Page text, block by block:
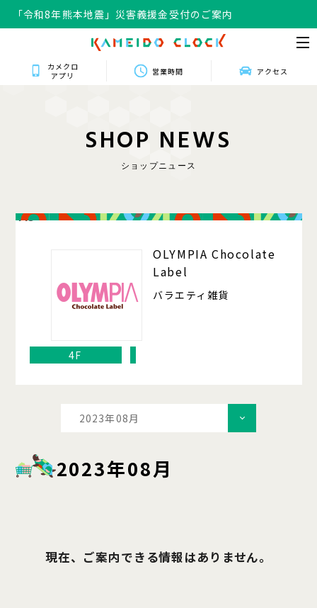
「令和8年熊本地震」災害義援金受付のご案内
カメクロ
アプリ
営業時間 アクセス
SHOP NEWS
ショップニュース
413
OLYMPIA Chocolate
Label
バラエティ雑貨
4F
2023年08月
2023年08月
現在、ご案内できる情報はありません。